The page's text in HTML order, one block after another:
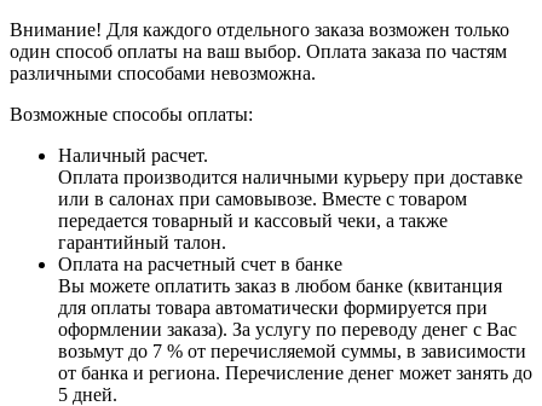
Внимание! Для каждого отдельного заказа возможен только
один способ оплаты на ваш выбор. Оплата заказа по частям
различными способами невозможна.
Возможные способы оплаты:
Наличный расчет.
Оплата производится наличными курьеру при доставке
или в салонах при самовывозе. Вместе с товаром
передается товарный и кассовый чеки, а также
гарантийный талон.
Оплата на расчетный счет в банке
Вы можете оплатить заказ в любом банке (квитанция
для оплаты товара автоматически формируется при
оформлении заказа). За услугу по переводу денег с Вас
возьмут до 7 % от перечисляемой суммы, в зависимости
от банка и региона. Перечисление денег может занять до
5 дней.